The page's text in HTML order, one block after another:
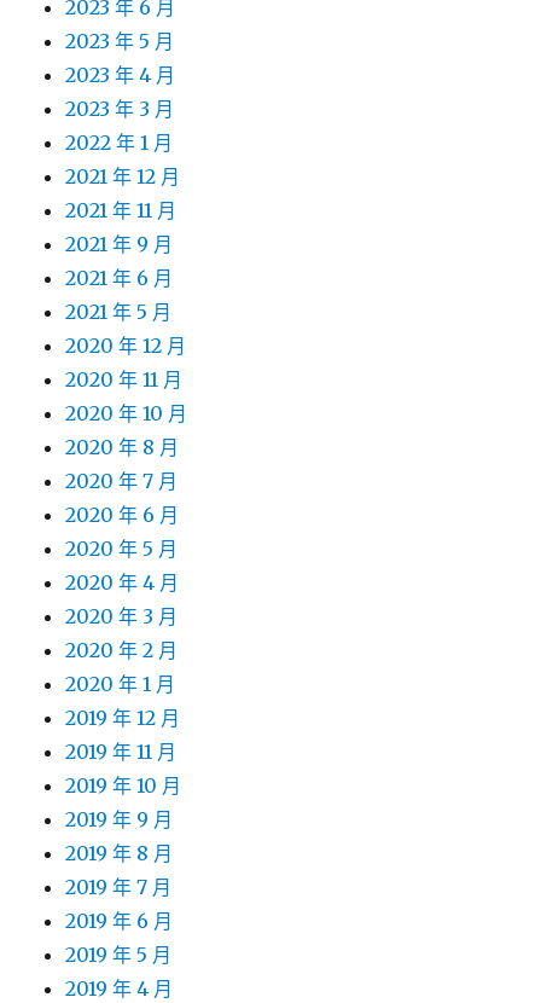
2023 年 6 月
2023 年 5 月
2023 年 4 月
2023 年 3 月
2022 年 1 月
2021 年 12 月
2021 年 11 月
2021 年 9 月
2021 年 6 月
2021 年 5 月
2020 年 12 月
2020 年 11 月
2020 年 10 月
2020 年 8 月
2020 年 7 月
2020 年 6 月
2020 年 5 月
2020 年 4 月
2020 年 3 月
2020 年 2 月
2020 年 1 月
2019 年 12 月
2019 年 11 月
2019 年 10 月
2019 年 9 月
2019 年 8 月
2019 年 7 月
2019 年 6 月
2019 年 5 月
2019 年 4 月